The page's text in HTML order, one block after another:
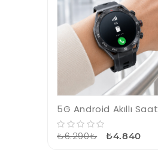
₺6.290₺ ₺4.840